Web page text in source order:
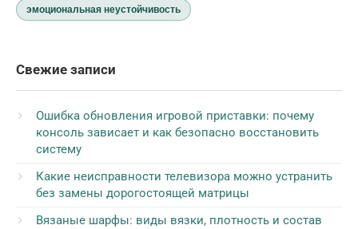
эмоциональная неустойчивость
Свежие записи
Ошибка обновления игровой приставки: почему
консоль зависает и как безопасно восстановить
систему
Какие неисправности телевизора можно устранить
без замены дорогостоящей матрицы
Вязаные шарфы: виды вязки, плотность и состав